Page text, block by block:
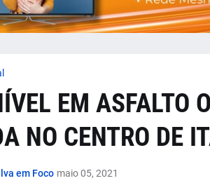
EM ASFALTO
NO CENTRO DE
em Foco maio 05, 2021